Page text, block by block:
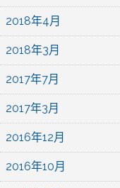
2018年4月
2018年3月
2017年7月
2017年3月
2016年12月
2016年10月